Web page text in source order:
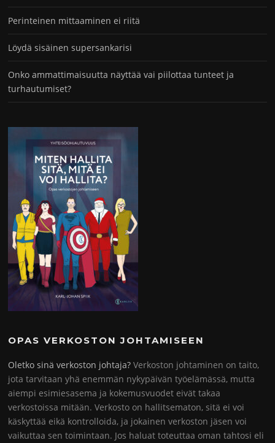
Perinteinen mittaaminen ei riitä
Löydä sisäinen supersankarisi
Onko ammattimaisuutta näyttää vai piilottaa tunteet ja
turhautumiset?
OPAS VERKOSTON JOHTAMISEEN
Oletko sinä verkoston johtaja? Verkoston johtaminen on taito,
jota tarvitaan yhä enemmän nykypäivän työelämässä, mutta
aiempi esimiesasema ja kokemusvuodet eivät takaa
verkostoissa mitään. Verkosto on hallitsematon, sitä ei voi
käskyttää eikä kontrolloida, ja jokainen verkoston jäsen voi
vaikuttaa sen toimintaan. Jos haluat toteuttaa oman tahtosi eli